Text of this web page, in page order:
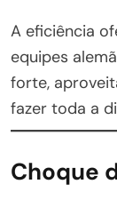
A eficiência
equipes
forte,
fazer toda a
Choque